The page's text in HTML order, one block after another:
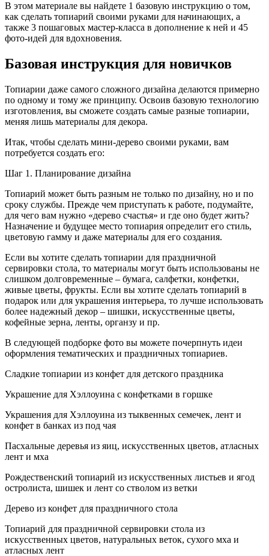
В этом материале вы найдете 1 базовую инструкцию о том,
как сделать топиарий своими руками для начинающих, а
также 3 пошаговых мастер-класса в дополнение к ней и 45
фото-идей для вдохновения.
Базовая инструкция для новичков
Топиарии даже самого сложного дизайна делаются примерно
по одному и тому же принципу. Освоив базовую технологию
изготовления, вы сможете создать самые разные топиарии,
меняя лишь материалы для декора.
Итак, чтобы сделать мини-дерево своими руками, вам
потребуется создать его:
Шаг 1. Планирование дизайна
Топиарий может быть разным не только по дизайну, но и по
сроку службы. Прежде чем приступать к работе, подумайте,
для чего вам нужно «дерево счастья» и где оно будет жить?
Назначение и будущее место топиария определит его стиль,
цветовую гамму и даже материалы для его создания.
Если вы хотите сделать топиарии для праздничной
сервировки стола, то материалы могут быть использованы не
слишком долговременные – бумага, салфетки, конфетки,
живые цветы, фрукты. Если вы хотите сделать топиарий в
подарок или для украшения интерьера, то лучше использовать
более надежный декор – шишки, искусственные цветы,
кофейные зерна, ленты, органзу и пр.
В следующей подборке фото вы можете почерпнуть идеи
оформления тематических и праздничных топиариев.
Сладкие топиарии из конфет для детского праздника
Украшение для Хэллоуина с конфетками в горшке
Украшения для Хэллоуина из тыквенных семечек, лент и
конфет в банках из под чая
Пасхальные деревья из яиц, искусственных цветов, атласных
лент и мха
Рождественский топиарий из искусственных листьев и ягод
остролиста, шишек и лент со стволом из ветки
Дерево из конфет для праздничного стола
Топиарий для праздничной сервировки стола из
искусственных цветов, натуральных веток, сухого мха и
атласных лент